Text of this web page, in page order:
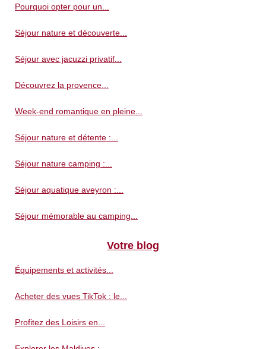
Pourquoi opter pour un...
Séjour nature et découverte...
Séjour avec jacuzzi privatif...
Découvrez la provence...
Week-end romantique en pleine...
Séjour nature et détente :...
Séjour nature camping :...
Séjour aquatique aveyron :...
Séjour mémorable au camping...
Votre blog
Équipements et activités...
Acheter des vues TikTok : le...
Profitez des Loisirs en...